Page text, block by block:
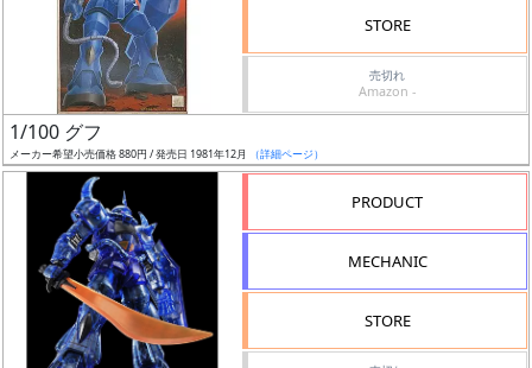
抽
選
中
STORE
売切れ
Amazon -
1/100 グフ
メーカー希望小売価格 880円 / 発売日 1981年12月 （詳細ページ）
PRODUCT
MECHANIC
STORE